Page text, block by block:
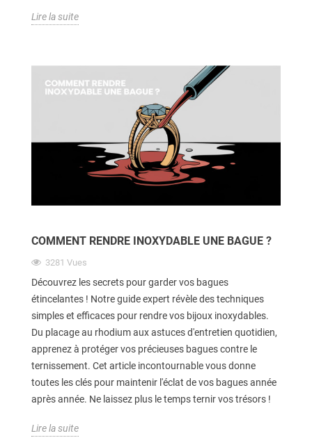
Lire la suite
COMMENT RENDRE INOXYDABLE UNE BAGUE ?
3281 Vues
Découvrez les secrets pour garder vos bagues
étincelantes ! Notre guide expert révèle des techniques
simples et efficaces pour rendre vos bijoux inoxydables.
Du placage au rhodium aux astuces d'entretien quotidien,
apprenez à protéger vos précieuses bagues contre le
ternissement. Cet article incontournable vous donne
toutes les clés pour maintenir l'éclat de vos bagues année
après année. Ne laissez plus le temps ternir vos trésors !
Lire la suite